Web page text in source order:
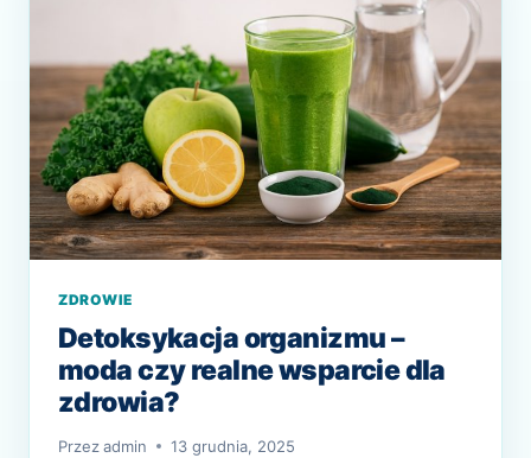
ODRÓŻNIĆ
I
KIEDY
REAGOWAĆ
ZDROWIE
Detoksykacja organizmu –
moda czy realne wsparcie dla
zdrowia?
Przezadmin 13 grudnia, 2025